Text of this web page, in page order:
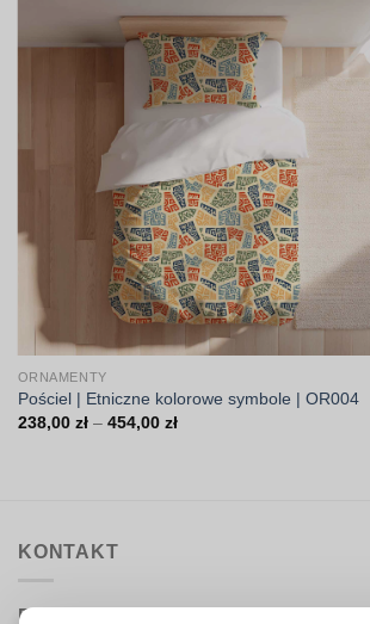
ORNAMENTY
Pościel | Etniczne kolorowe symbole | OR004
238,00 zł – 454,00 złZakres
KONTAKT
Biuro obsługi: